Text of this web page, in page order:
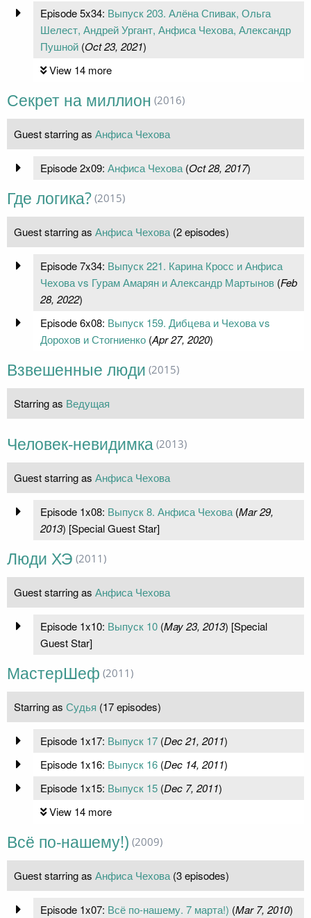
Episode 5x34: Выпуск 203. Алёна Спивак, Ольга
Шелест, Андрей Ургант, Анфиса Чехова, Александр
Пушной(Oct 23, 2021)
View 14 more
Секрет на миллион (2016)
Guest starring as Анфиса Чехова
Episode 2x09: Анфиса Чехова(Oct 28, 2017)
Где логика? (2015)
Guest starring as Анфиса Чехова (2 episodes)
Episode 7x34: Выпуск 221. Карина Кросс и Анфиса
Чехова vs Гурам Амарян и Александр Мартынов(Feb
28, 2022)
Episode 6x08: Выпуск 159. Дибцева и Чехова vs
Дорохов и Стогниенко(Apr 27, 2020)
Взвешенные люди (2015)
Starring as Ведущая
Человек-невидимка (2013)
Guest starring as Анфиса Чехова
Episode 1x08: Выпуск 8. Анфиса Чехова(Mar 29,
2013) [Special Guest Star]
Люди ХЭ (2011)
Guest starring as Анфиса Чехова
Episode 1x10: Выпуск 10(May 23, 2013) [Special
Guest Star]
МастерШеф (2011)
Starring as Судья (17 episodes)
Episode 1x17: Выпуск 17(Dec 21, 2011)
Episode 1x16: Выпуск 16(Dec 14, 2011)
Episode 1x15: Выпуск 15(Dec 7, 2011)
View 14 more
Всё по-нашему!) (2009)
Guest starring as Анфиса Чехова (3 episodes)
Episode 1x07: Всё по-нашему. 7 марта!) (Mar 7, 2010)